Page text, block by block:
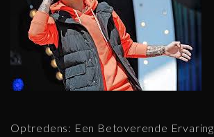
Optredens: Een Betoverende Ervaring